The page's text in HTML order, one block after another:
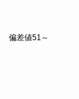
偏差値51～